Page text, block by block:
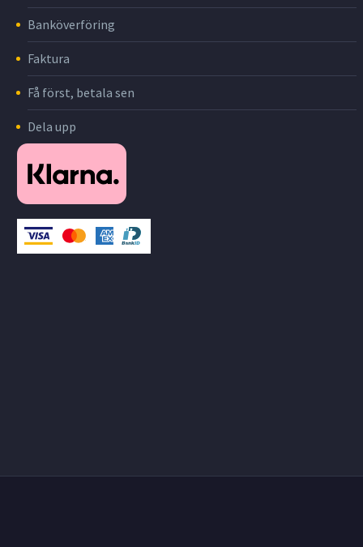
Banköverföring
Faktura
Få först, betala sen
Dela upp